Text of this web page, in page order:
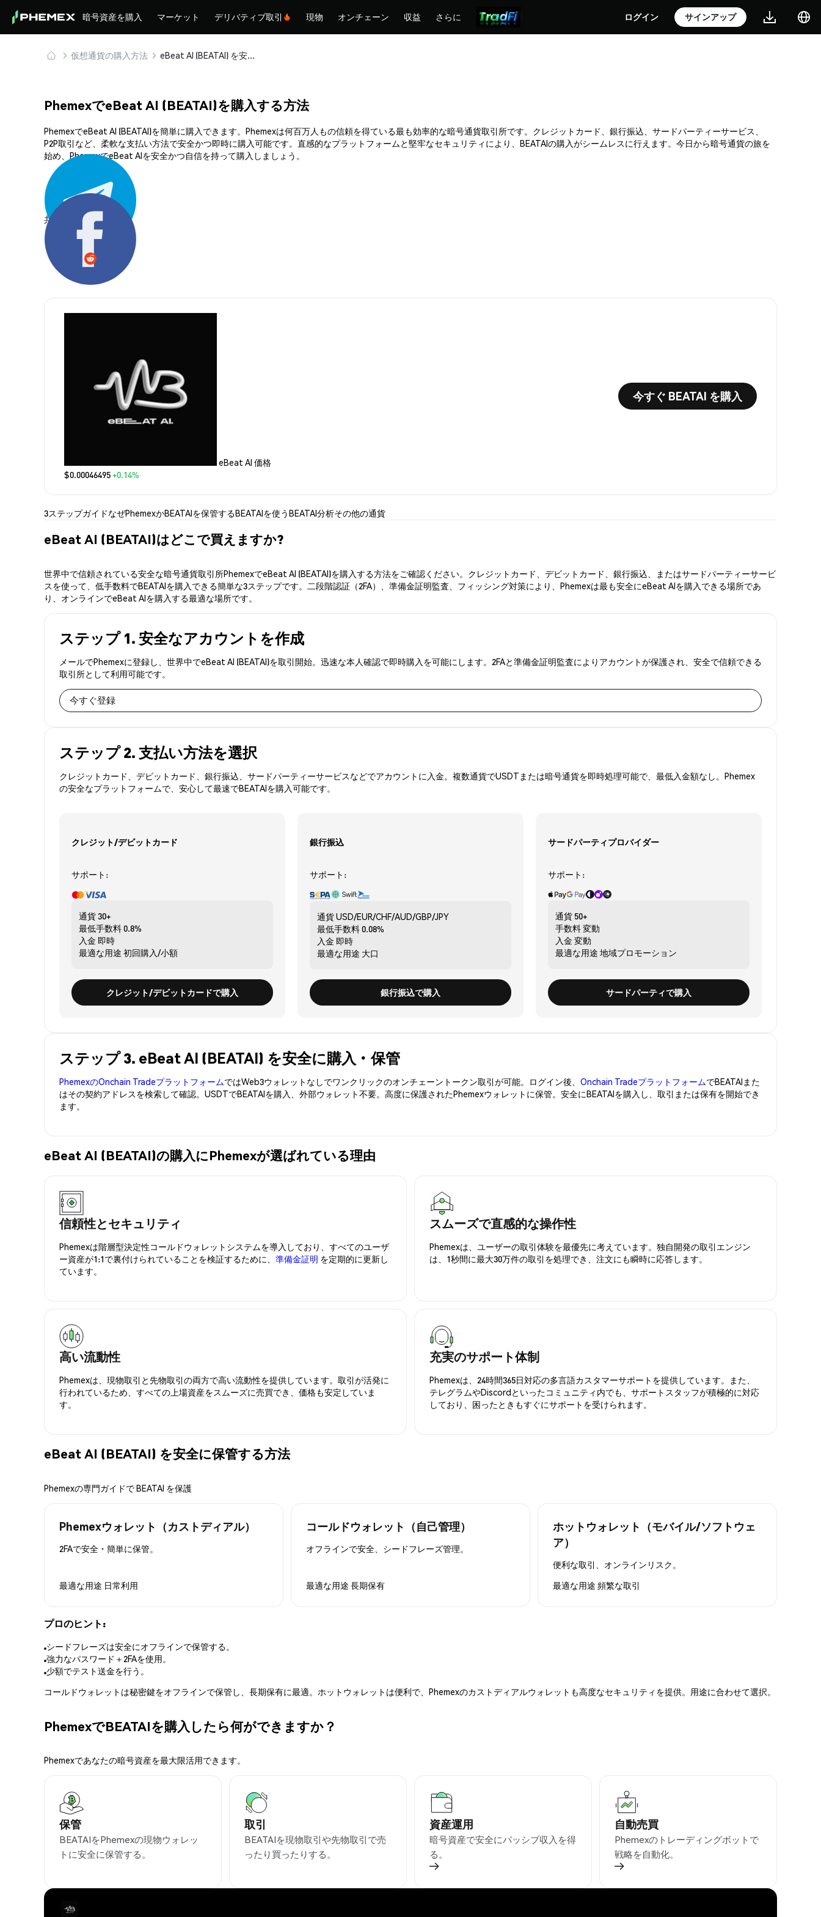
暗号資産を購入 マーケット デリバティブ取引 現物 オンチェーン 収益 さらに ログイン サインアップ
仮想通貨の購入方法 eBeat AI (BEATAI) を安全に購入・保管
PhemexでeBeat AI (BEATAI)を購入する方法
PhemexでeBeat AI (BEATAI)を簡単に購入できます。Phemexは何百万人もの信頼を得ている最も効率的な暗号通貨取引所です。クレジットカード、銀行振込、サードパーティーサービス、
P2P取引など、柔軟な支払い方法で安全かつ即時に購入可能です。直感的なプラットフォームと堅牢なセキュリティにより、BEATAIの購入がシームレスに行えます。今日から暗号通貨の旅を
始め、PhemexでeBeat AIを安全かつ自信を持って購入しましょう。
共有する:
eBeat AI 価格
$0.00046495+0.14%
今すぐ BEATAI を購入
3ステップガイドなぜPhemexかBEATAIを保管するBEATAIを使うBEATAI分析その他の通貨
eBeat AI (BEATAI)はどこで買えますか?
世界中で信頼されている安全な暗号通貨取引所PhemexでeBeat AI (BEATAI)を購入する方法をご確認ください。クレジットカード、デビットカード、銀行振込、またはサードパーティーサービ
スを使って、低手数料でBEATAIを購入できる簡単な3ステップです。二段階認証（2FA）、準備金証明監査、フィッシング対策により、Phemexは最も安全にeBeat AIを購入できる場所であ
り、オンラインでeBeat AIを購入する最適な場所です。
ステップ 1. 安全なアカウントを作成
メールでPhemexに登録し、世界中でeBeat AI (BEATAI)を取引開始。迅速な本人確認で即時購入を可能にします。2FAと準備金証明監査によりアカウントが保護され、安全で信頼できる
取引所として利用可能です。
今すぐ登録
ステップ 2. 支払い方法を選択
クレジットカード、デビットカード、銀行振込、サードパーティーサービスなどでアカウントに入金。複数通貨でUSDTまたは暗号通貨を即時処理可能で、最低入金額なし。Phemex
の安全なプラットフォームで、安心して最速でBEATAIを購入可能です。
クレジット/デビットカード
サポート:
通貨30+
最低手数料0.8%
入金 即時
最適な用途 初回購入/小額
クレジット/デビットカードで購入
銀行振込
サポート:
通貨USD/EUR/CHF/AUD/GBP/JPY
最低手数料0.08%
入金 即時
最適な用途 大口
銀行振込で購入
サードパーティプロバイダー
サポート:
通貨 50+
手数料変動
入金 変動
最適な用途 地域プロモーション
サードパーティで購入
ステップ 3. eBeat AI (BEATAI) を安全に購入・保管
PhemexのOnchain TradeプラットフォームではWeb3ウォレットなしでワンクリックのオンチェーントークン取引が可能。ログイン後、 Onchain TradeプラットフォームでBEATAIまた
はその契約アドレスを検索して確認。USDTでBEATAIを購入、外部ウォレット不要。高度に保護されたPhemexウォレットに保管。安全にBEATAIを購入し、取引または保有を開始でき
ます。
eBeat AI (BEATAI)の購入にPhemexが選ばれている理由
信頼性とセキュリティ
Phemexは階層型決定性コールドウォレットシステムを導入しており、すべてのユーザ
ー資産が1:1で裏付けられていることを検証するために、 準備金証明 を定期的に更新し
ています。
スムーズで直感的な操作性
Phemexは、ユーザーの取引体験を最優先に考えています。独自開発の取引エンジン
は、1秒間に最大30万件の取引を処理でき、注文にも瞬時に応答します。
高い流動性
Phemexは、現物取引と先物取引の両方で高い流動性を提供しています。取引が活発に
行われているため、すべての上場資産をスムーズに売買でき、価格も安定していま
す。
充実のサポート体制
Phemexは、24時間365日対応の多言語カスタマーサポートを提供しています。また、
テレグラムやDiscordといったコミュニティ内でも、サポートスタッフが積極的に対応
しており、困ったときもすぐにサポートを受けられます。
eBeat AI (BEATAI) を安全に保管する方法
Phemexの専門ガイドで BEATAI を保護
Phemexウォレット（カストディアル）
2FAで安全・簡単に保管。
最適な用途 日常利用
コールドウォレット（自己管理）
オフラインで安全、シードフレーズ管理。
最適な用途 長期保有
ホットウォレット（モバイル/ソフトウェ
ア）
便利な取引、オンラインリスク。
最適な用途 頻繁な取引
プロのヒント:
シードフレーズは安全にオフラインで保管する。
強力なパスワード＋2FAを使用。
少額でテスト送金を行う。
コールドウォレットは秘密鍵をオフラインで保管し、長期保有に最適。ホットウォレットは便利で、Phemexのカストディアルウォレットも高度なセキュリティを提供。用途に合わせて選択。
PhemexでBEATAIを購入したら何ができますか？
Phemexであなたの暗号資産を最大限活用できます。
保管
BEATAIをPhemexの現物ウォレッ
トに安全に保管する。
取引
BEATAIを現物取引や先物取引で売
ったり買ったりする。
資産運用
暗号資産で安全にパッシブ収入を得
る。
自動売買
Phemexのトレーディングボットで
戦略を自動化。